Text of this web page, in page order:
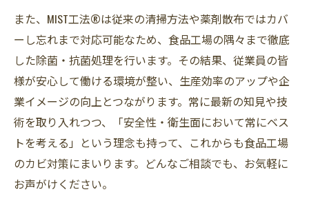
また、MIST工法®は従来の清掃方法や薬剤散布ではカバ
ーし忘れまで対応可能なため、食品工場の隅々まで徹底
した除菌・抗菌処理を行います。その結果、従業員の皆
様が安心して働ける環境が整い、生産効率のアップや企
業イメージの向上とつながります。常に最新の知見や技
術を取り入れつつ、「安全性・衛生面において常にベス
トを考える」という理念も持って、これからも食品工場
のカビ対策にまいります。どんなご相談でも、お気軽に
お声がけください。